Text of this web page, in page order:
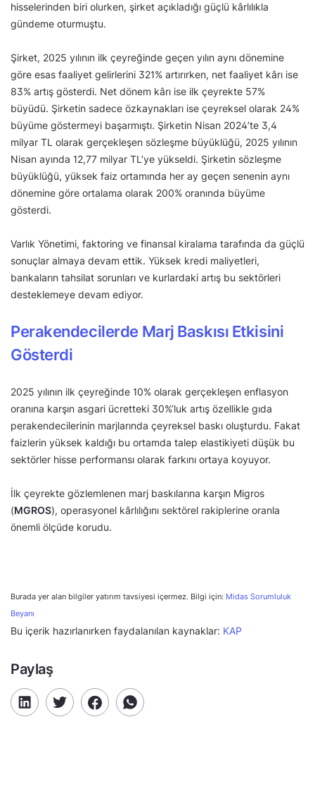
hisselerinden biri olurken, şirket açıkladığı güçlü kârlılıkla
gündeme oturmuştu.
Şirket, 2025 yılının ilk çeyreğinde geçen yılın aynı dönemine
göre esas faaliyet gelirlerini 321% artırırken, net faaliyet kârı ise
83% artış gösterdi. Net dönem kârı ise ilk çeyrekte 57%
büyüdü. Şirketin sadece özkaynakları ise çeyreksel olarak 24%
büyüme göstermeyi başarmıştı. Şirketin Nisan 2024’te 3,4
milyar TL olarak gerçekleşen sözleşme büyüklüğü, 2025 yılının
Nisan ayında 12,77 milyar TL’ye yükseldi. Şirketin sözleşme
büyüklüğü, yüksek faiz ortamında her ay geçen senenin aynı
dönemine göre ortalama olarak 200% oranında büyüme
gösterdi.
Varlık Yönetimi, faktoring ve finansal kiralama tarafında da güçlü
sonuçlar almaya devam ettik. Yüksek kredi maliyetleri,
bankaların tahsilat sorunları ve kurlardaki artış bu sektörleri
desteklemeye devam ediyor.
Perakendecilerde Marj Baskısı Etkisini
Gösterdi
2025 yılının ilk çeyreğinde 10% olarak gerçekleşen enflasyon
oranına karşın asgari ücretteki 30%’luk artış özellikle gıda
perakendecilerinin marjlarında çeyreksel baskı oluşturdu. Fakat
faizlerin yüksek kaldığı bu ortamda talep elastikiyeti düşük bu
sektörler hisse performansı olarak farkını ortaya koyuyor.
İlk çeyrekte gözlemlenen marj baskılarına karşın Migros
(MGROS), operasyonel kârlılığını sektörel rakiplerine oranla
önemli ölçüde korudu.
Burada yer alan bilgiler yatırım tavsiyesi içermez. Bilgi için: Midas Sorumluluk
Beyanı
Bu içerik hazırlanırken faydalanılan kaynaklar: KAP
Paylaş